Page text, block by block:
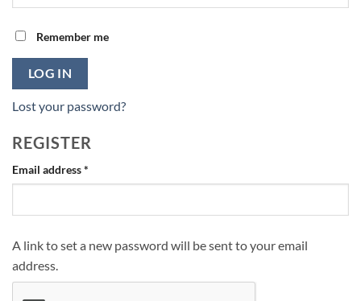
Remember me
LOG IN
Lost your password?
REGISTER
Email address*
A link to set a new password will be sent to your email
address.